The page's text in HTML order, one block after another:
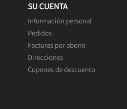
SU CUENTA
Información personal
Pedidos
Facturas por abono
Direcciones
Cupones de descuento